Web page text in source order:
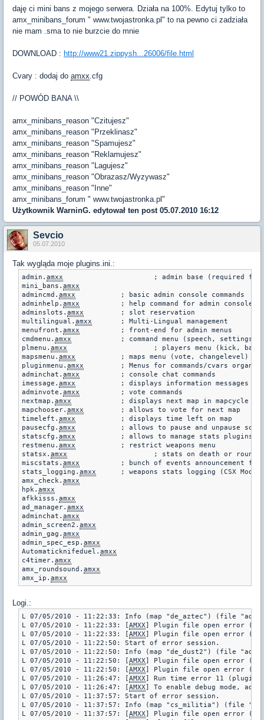
daję ci mini bans z mojego serwera. Działa na 100%. Edytuj tylko to
amx_minibans_forum " www.twojastronka.pl" to na pewno ci zadziała
nie mam .sma to nie burzcie do mnie
DOWNLOAD : http://www21.zippysh...26006/file.html
Cvary : dodaj do amxx.cfg
// POWÓD BANA \\
amx_minibans_reason "Czitujesz"
amx_minibans_reason "Przeklinasz"
amx_minibans_reason "Spamujesz"
amx_minibans_reason "Reklamujesz"
amx_minibans_reason "Lagujesz"
amx_minibans_reason "Obrazasz/Wyzywasz"
amx_minibans_reason "Inne"
amx_minibans_forum " www.twojastronka.pl"
Użytkownik WarninG. edytował ten post 05.07.2010 16:12
Sevcio
05.07.2010
Tak wygląda moje plugins.ini.:
admin. amxx
mini_bans. amxx
admincmd. amxx
adminhelp. amxx
adminslots. amxx
multilingual. amxx
menufront. amxx
cmdmenu. amxx
plmenu. amxx
mapsmenu. amxx
pluginmenu. amxx
adminchat. amxx
imessage. amxx
adminvote. amxx
nextmap. amxx
mapchooser. amxx
timeleft. amxx
pausecfg. amxx
statscfg. amxx
restmenu. amxx
statsx. amxx
miscstats. amxx
stats_logging. amxx
amx_check. amxx
hpk. amxx
afkkisss. amxx
ad_manager. amxx
adminchat. amxx
admin_screen2. amxx
admin_gag. amxx
admin_spec_esp. amxx
Automaticknifeduel. amxx
c4timer. amxx
amx_roundsound. amxx
amx_ip. amxx
Logi.:
L 07/05/2010 - 11:22:33: Info (map "de_aztec") (file
L 07/05/2010 - 11:22:33: [ AMXX ] Plugin file open error
L 07/05/2010 - 11:22:33: [ AMXX ] Plugin file open error
L 07/05/2010 - 11:22:50: Start of error session.
L 07/05/2010 - 11:22:50: Info (map "de_dust2") (file
L 07/05/2010 - 11:22:50: [ AMXX ] Plugin file open error
L 07/05/2010 - 11:22:50: [ AMXX ] Plugin file open error
L 07/05/2010 - 11:26:47: [ AMXX ] Run time error 11 (plugin
L 07/05/2010 - 11:26:47: [ AMXX ] To enable debug mode,
L 07/05/2010 - 11:37:57: Start of error session.
L 07/05/2010 - 11:37:57: Info (map "cs_militia") (file
L 07/05/2010 - 11:37:57: [ AMXX ] Plugin file open error